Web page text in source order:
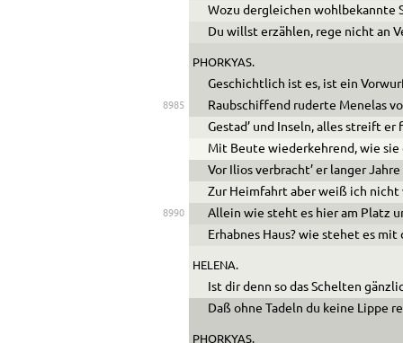
Wozu dergleichen wohlbekannte
Du willst erzählen, rege nicht an
PHORKYAS.
Geschichtlich ist es, ist ein
8985
Raubschiffend ruderte Menelas
Gestad’ und Inseln, alles streift er
Mit Beute wiederkehrend, wie
Vor Ilios verbracht’ er langer Jahre
Zur Heimfahrt aber weiß ich nicht
8990
Allein wie steht es hier am Platz
Erhabnes Haus? wie stehet es mit
HELENA.
Ist dir denn so das Schelten
Daß ohne Tadeln du keine Lippe
PHORKYAS.